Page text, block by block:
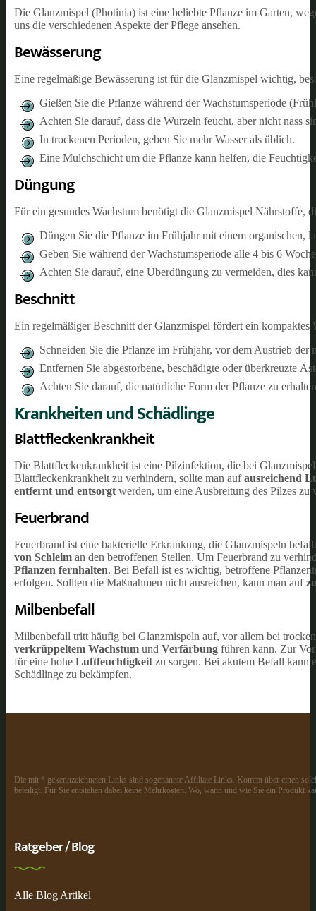
Die Glanzmispel (Photinia) ist eine beliebte Pflanze im Garten,
uns die verschiedenen Aspekte der Pflege ansehen.
Bewässerung
Eine regelmäßige Bewässerung ist für die Glanzmispel wichtig,
Gießen Sie die Pflanze während der Wachstumsperiode
Achten Sie darauf, dass die Wurzeln feucht, aber nicht nass
In trockenen Perioden, geben Sie mehr Wasser als üblich.
Eine Mulchschicht um die Pflanze kann helfen, die
Düngung
Für ein gesundes Wachstum benötigt die Glanzmispel Nährstoffe,
Düngen Sie die Pflanze im Frühjahr mit einem organischen,
Geben Sie während der Wachstumsperiode alle 4 bis 6
Achten Sie darauf, eine Überdüngung zu vermeiden, dies
Beschnitt
Ein regelmäßiger Beschnitt der Glanzmispel fördert ein kompaktes
Schneiden Sie die Pflanze im Frühjahr, vor dem Austrieb der
Entfernen Sie abgestorbene, beschädigte oder überkreuzte
Achten Sie darauf, die natürliche Form der Pflanze zu
Krankheiten und Schädlinge
Blattfleckenkrankheit
Die Blattfleckenkrankheit ist eine Pilzinfektion, die bei
Blattfleckenkrankheit zu verhindern, sollte man aufausreichend
entfernt und entsorgt werden, um eine Ausbreitung des Pilzes
Feuerbrand
Feuerbrand ist eine bakterielle Erkrankung, die Glanzmispeln
von Schleim an den betroffenen Stellen. Um Feuerbrand zu
Pflanzen fernhalten. Bei Befall ist es wichtig, betroffene
erfolgen. Sollten die Maßnahmen nicht ausreichen, kann man auf
Milbenbefall
Milbenbefall tritt häufig bei Glanzmispeln auf, vor allem bei
verkrüppeltem Wachstum und Verfärbung führen kann. Zur
für eine hohe Luftfeuchtigkeit zu sorgen. Bei akutem Befall kann
Schädlinge zu bekämpfen.
Die mit * gekennzeichneten Links sind sogenannte Affiliate Links. Kommt über einen
beteiligt. Für Sie entstehen dabei keine Mehrkosten. Wo, wann und wie Sie ein Produkt
Ratgeber / Blog
Alle Blog Artikel